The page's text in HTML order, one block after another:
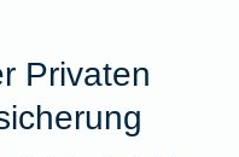
Privaten